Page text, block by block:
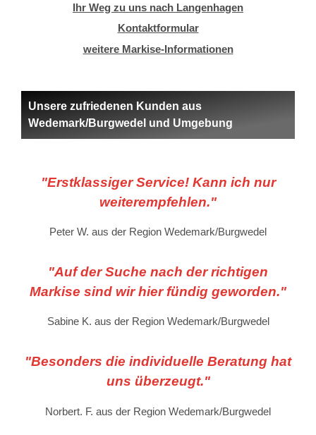
Ihr Weg zu uns nach Langenhagen
Kontaktformular
weitere Markise-Informationen
Unsere zufriedenen Kunden aus
Wedemark/Burgwedel und Umgebung
"Erstklassiger Service! Kann ich nur
weiterempfehlen."
Peter W. aus der Region Wedemark/Burgwedel
"Auf der Suche nach der richtigen
Markise sind wir hier fündig geworden."
Sabine K. aus der Region Wedemark/Burgwedel
"Besonders die individuelle Beratung hat
uns überzeugt."
Norbert. F. aus der Region Wedemark/Burgwedel